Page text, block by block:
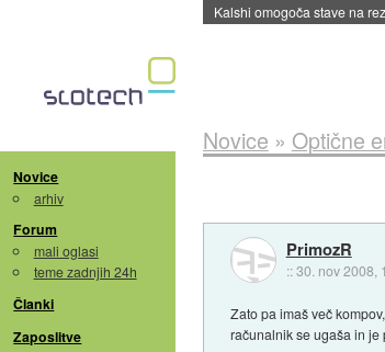
Kalshi omogoča stave na
Novice
arhiv
Forum
mali oglasi
teme zadnjih 24h
Članki
Zaposlitve
Novice » Optične
PrimozR
::30. nov 2008,
Zato pa imaš več
računalnik se ugaša in